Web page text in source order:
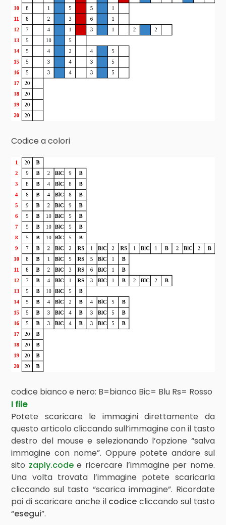
Codice a colori
codice bianco e nero: B=bianco Bic= Blu Rs= Rosso
I file
Potete scaricare le immagini direttamente da
questo articolo cliccando sull’immagine con il tasto
destro del mouse e selezionando l’opzione “salva
immagine con nome”. Oppure potete andare sul
sito zaply.codee ricercare l’immagine per nome.
Una volta trovata l’immagine potete scaricarla
cliccando sul tasto “scarica immagine”. Ricordate
poi di scaricare anche il codice cliccando sul tasto
“esegui”.